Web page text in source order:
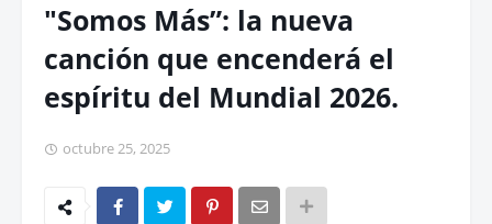
"Somos Más”: la nueva
canción que encenderá el
espíritu del Mundial 2026.
octubre 25, 2025